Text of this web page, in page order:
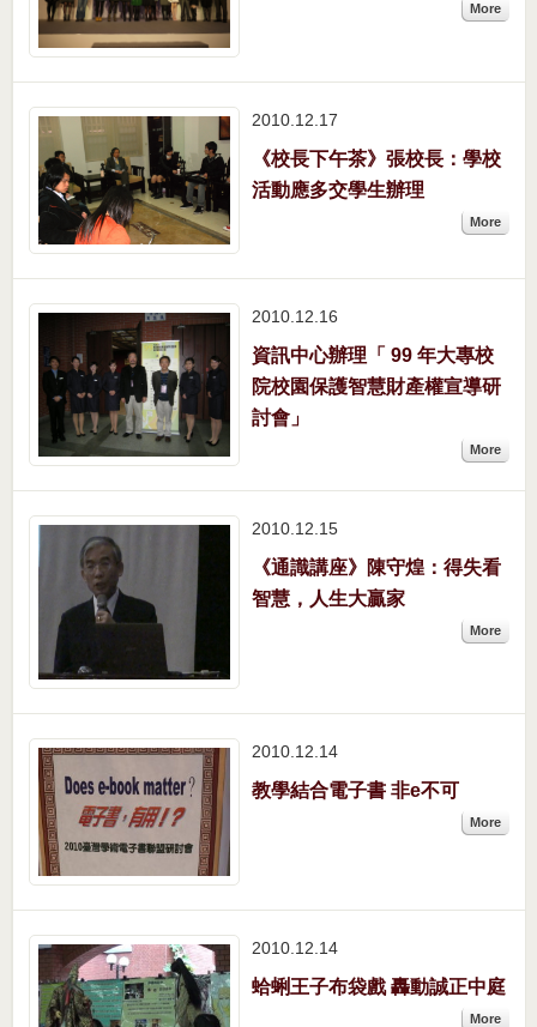
More
2010.12 17
《校長下午茶》張校長：學校
活動應多交學生辦理
More
2010.12 16
資訊中心辦理「 99 年大專校
院校園保護智慧財產權宣導研
討會」
More
2010.12 15
《通識講座》陳守煌：得失看
智慧，人生大贏家
More
2010.12 14
教學結合電子書 非e不可
More
2010.12 14
蛤蜊王子布袋戲 轟動誠正中庭
More